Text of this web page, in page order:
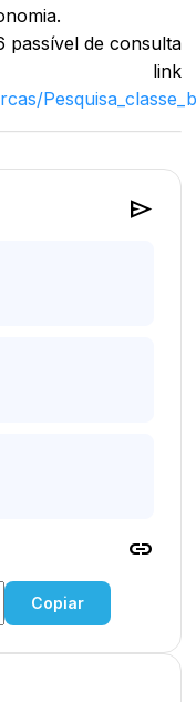
passível de consulta
link
send
link
Copiar